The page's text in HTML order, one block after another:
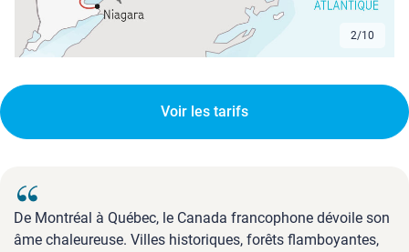
2/10
Voir les tarifs
De Montréal à Québec, le Canada francophone dévoile son
âme chaleureuse. Villes historiques, forêts flamboyantes,